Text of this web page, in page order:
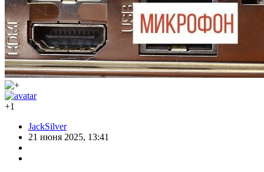
+1
JackSilver
21 июня 2025, 13:41